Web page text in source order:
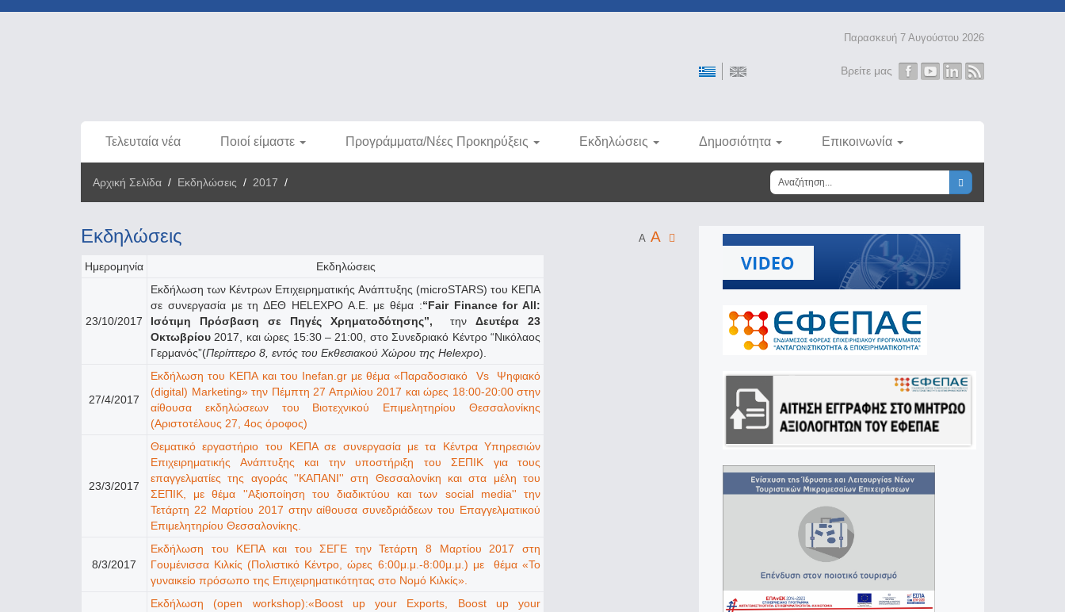
Παρασκευή 7 Αυγούστου 2026
Βρείτε μας
Τελευταία νέα Ποιοί είμαστε Προγράμματα/Νέες Προκηρύξεις Εκδηλώσεις Δημοσιότητα Επικοινωνία
Αρχική Σελίδα / Εκδηλώσεις / 2017 /
A A
Eκδηλώσεις
Ημερομηνία Εκδηλώσεις
23/10/2017
Eκδήλωση των Κέντρων Επιχειρηματικής Ανάπτυξης (microSTARS) του ΚΕΠΑ
σε συνεργασία με τη ΔΕΘ HELEXPO A.E. με θέμα :“Fair Finance for All:
Ισότιμη Πρόσβαση σε Πηγές Χρηματοδότησης”, την Δευτέρα 23
Οκτωβρίου 2017, και ώρες 15:30 – 21:00, στο Συνεδριακό Κέντρο “Νικόλαος
Γερμανός”(Περίπτερο 8, εντός του Εκθεσιακού Χώρου της Helexpo).
27/4/2017
Εκδήλωση του ΚΕΠΑ και του Ιnefan.gr με θέμα «Παραδοσιακό Vs Ψηφιακό
(digital) Marketing» την Πέμπτη 27 Απριλίου 2017 και ώρες 18:00-20:00 στην
αίθουσα εκδηλώσεων του Βιοτεχνικού Επιμελητηρίου Θεσσαλονίκης
(Αριστοτέλους 27, 4ος όροφος)
23/3/2017
Θεματικό εργαστήριο του ΚΕΠΑ σε συνεργασία με τα Κέντρα Υπηρεσιών
Επιχειρηματικής Ανάπτυξης και την υποστήριξη του ΣΕΠΙΚ για τους
επαγγελματίες της αγοράς ''ΚΑΠΑΝΙ'' στη Θεσσαλονίκη και στα μέλη του
ΣΕΠΙΚ, με θέμα ''Αξιοποίηση του διαδικτύου και των social media'' την
Τετάρτη 22 Μαρτίου 2017 στην αίθουσα συνεδριάδεων του Επαγγελματικού
Επιμελητηρίου Θεσσαλονίκης.
8/3/2017
Εκδήλωση του ΚΕΠΑ και του ΣΕΓΕ την Τετάρτη 8 Μαρτίου 2017 στη
Γουμένισσα Κιλκίς (Πολιστικό Κέντρο, ώρες 6:00μ.μ.-8:00μ.μ.) με θέμα «Το
γυναικείο πρόσωπο της Επιχειρηματικότητας στο Νομό Κιλκίς».
Eκδήλωση (open workshop):«Boost up your Exports, Boost up your